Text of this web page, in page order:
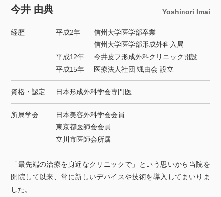
今井 由典 Yoshinori Imai
経歴 平成2年
信州大学医学部卒業
信州大学医学部形成外科入局
平成12年
今井皮フ形成外科クリニック開設
平成15年
医療法人社団 颯由会 設立
資格・認定 日本形成外科学会専門医
所属学会
日本美容外科学会会員
東京都医師会会員
立川市医師会所属
「最先端の治療を身近なクリニックで」という思いから当院を
開院して以来、常に新しいデバイスや技術を導入してまいりま
した。